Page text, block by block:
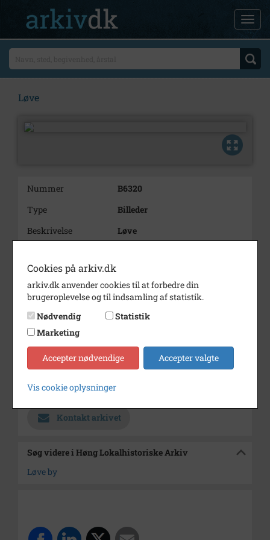
Løve
Nummer
B6320
Type
Billeder
Beskrivelse
Løve
Årstal
1000
Fotograf
Se på kort
Type
Sogn (1000-2050)
Enhed
Gierslev Sogn (1000-2050)
Arkiv
Kontakt arkivet
Søg videre i Høng Lokalhistoriske Arkiv
Løve by
Cookies på arkiv.dk
arkiv.dk anvender cookies til at forbedre din
brugeroplevelse og til indsamling af statistik.
Nødvendig
Statistik
Marketing
Accepter nødvendige Accepter valgte
Vis cookie oplysninger